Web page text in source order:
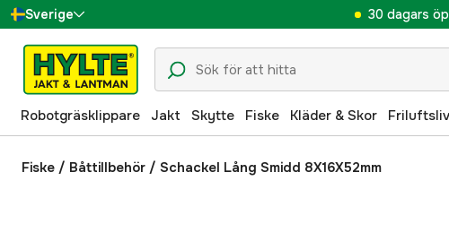
Sverige
Danmark
Suomi
Norge
Deutschland
30 dagars
Robotgräsklippare Jakt Skytte Fiske Kläder & Skor Friluftsliv
Fiske / Båttillbehör / Schackel Lång Smidd 8X16X52mm